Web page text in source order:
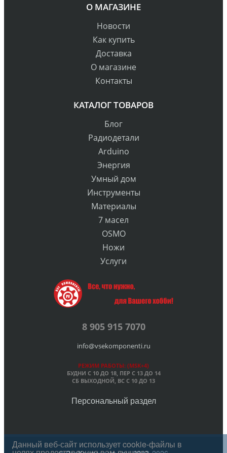
О МАГАЗИНЕ
Новости
Как купить
Доставка
О магазине
Контакты
КАТАЛОГ ТОВАРОВ
Блог
Радиодетали
Arduino
Энергия
Умный дом
Инструменты
Материалы
7 масел
OSMO
Ножи
Услуги
8 905 915 7070
info@vsekomponenti.ru
РЕЖИМ РАБОТЫ: (MSK+4)
БУДНИ С 10 ДО 18, ПЕРС 13 ДО 14
СБ ВЫХОДНОЙ, ВС С 10 ДО 13
Персональный раздел
Данный веб-сайт использует cookie-файлы в